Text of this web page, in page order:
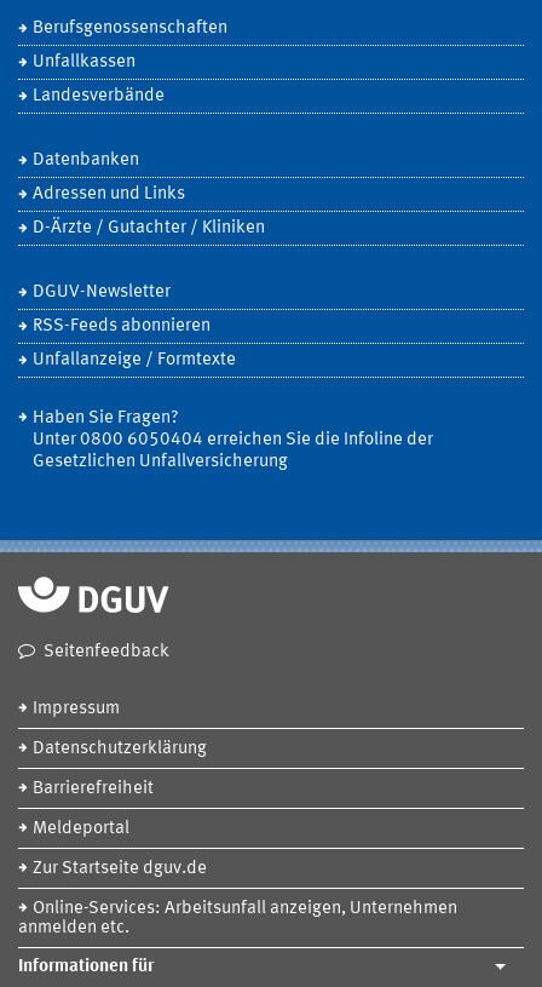
Berufsgenossenschaften
Unfallkassen
Landesverbände
Datenbanken
Adressen und Links
D-Ärzte / Gutachter / Kliniken
DGUV-Newsletter
RSS-Feeds abonnieren
Unfallanzeige / Formtexte
Haben Sie Fragen?
Unter 0800 6050404 erreichen Sie die Infoline der
Gesetzlichen Unfallversicherung
Seitenfeedback
Impressum
Datenschutzerklärung
Barrierefreiheit
Meldeportal
Zur Startseite dguv.de
Online-Services: Arbeitsunfall anzeigen, Unternehmen
anmelden etc.
Informationen für